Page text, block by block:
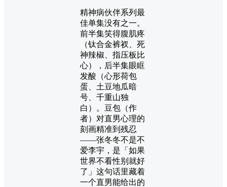
精神病伙伴系列最
佳单集没有之一。
前半集笑得腹肌疼
（钛合金裤衩、死
神辣椒、指压板比
心），后半集眼眶
发酸（心形荷包
蛋、土豆地瓜暗
号、千重山独
白）。豆包（作
者）对直男心理的
刻画精准到残忍
——张冬冬不是不
爱李宇，是「如果
世界不看性别就好
了」这句话里藏着
一个直男能给出的